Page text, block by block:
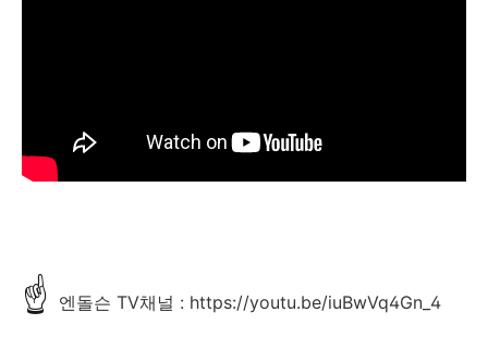
☝ 엔돌슨 TV채널 : https://youtu.be/iuBwVq4Gn_4